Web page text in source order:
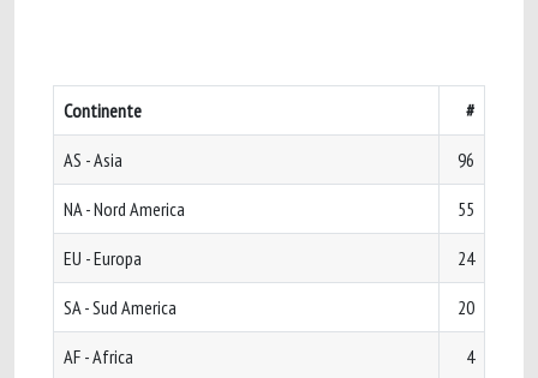
Continente #
AS - Asia 96
NA - Nord America 55
EU - Europa 24
SA - Sud America 20
AF - Africa 4